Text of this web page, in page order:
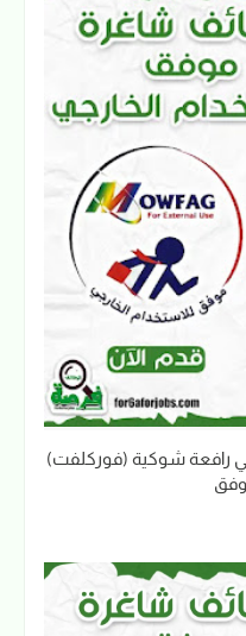
رافعة شوكية (فوركلفت)